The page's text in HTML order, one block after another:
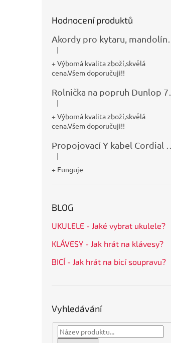
Hodnocení produktů
Hodnocení produktu je 5 z 5 hvězdiček.
|
+ Výborná kvalita zboží,skvělá
cena.Všem doporučuji!!
Hodnocení produktu je 5 z 5 hvězdiček.
|
+ Výborná kvalita zboží,skvělá
cena.Všem doporučuji!!
Hodnocení produktu je 5 z 5 hvězdiček.
|
+ Funguje
BLOG
UKULELE - Jaké vybrat ukulele?
KLÁVESY - Jak hrát na klávesy?
BICÍ - Jak hrát na bicí soupravu?
Vyhledávání